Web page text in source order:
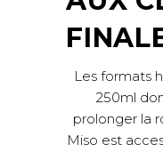
Les formats
250ml
prolonger la
Miso est